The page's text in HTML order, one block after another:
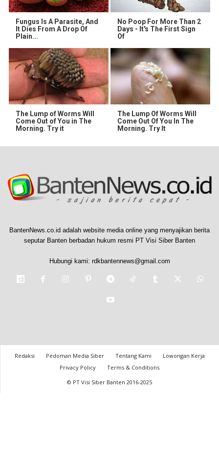
Fungus Is A Parasite, And
It Dies From A Drop Of
Plain...
No Poop For More Than 2
Days - It's The First Sign
Of
The Lump of Worms Will
Come Out of You in The
Morning. Try it
The Lump Of Worms Will
Come Out Of You In The
Morning. Try It
BantenNews.co.id adalah website media online yang menyajikan berita
seputar Banten berbadan hukum resmi PT Visi Siber Banten
Hubungi kami: rdkbantennews@gmail.com
Redaksi Pedoman Media Siber Tentang Kami
Lowongan Kerja
Privacy Policy
Terms & Conditions
© PT Visi Siber Banten 2016-2025